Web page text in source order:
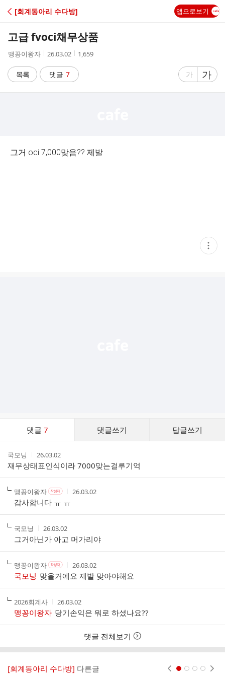
C
[회계동아리 수다방] 앱으로보기
고급 fvoci채무상품
작
자
맹꽁이왕자
작
시
간
26.03.02
조
수
1,659
목록 댓글 7
글
가
글
자
가
그거 oci 7,000맞음?? 제발
현
재
댓글 7 댓글쓰기 답글쓰기
스
작
성
자
국모닝
작
성
시
간
26.03.02
재무상태표인식이라 7000맞는걸루기억
작
성
자
맹꽁이왕자작
성
자
본
여
부
작
성
자
작
간
26.03.02
감사합니다 ㅠ ㅠ
작
성
자
국모닝
작
성
시
간
26.03.02
그거아닌가 아고 머가리야
작
성
자
맹꽁이왕자작
성
자
본
부
작
성
자
작
성
시
간
26.03.02
국모닝 맞을거에요 제발 맞아야해요
작
성
자
2026회계사
작
성
시
간
26.03.02
맹꽁이왕자 당기손익은 뭐로 하셨나요??
댓글 전체보기
[회계동아리 수다방] 다른글